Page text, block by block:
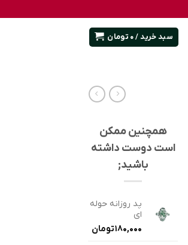
سبد خرید /0 تومان
همچنین ممکن
است دوست داشته
باشید;
پد روزانه حوله
ای
180,000تومان